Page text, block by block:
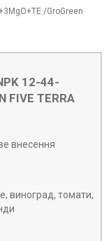
/GroGreen
12-44-
FIVE TERRA
внесення
виноград, томати,